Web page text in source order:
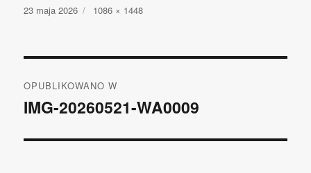
Opublikowano
23 maja 2026
Pełny
1086 × 1448
wpisu
OPUBLIKOWANO W
IMG-20260521-WA0009